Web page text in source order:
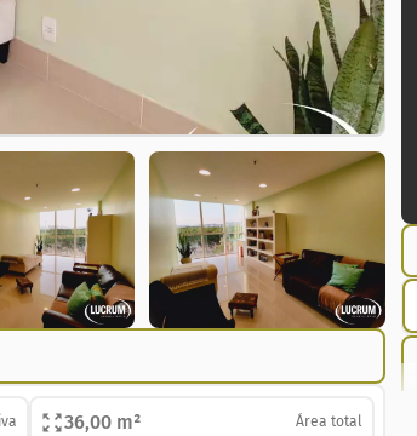
36,00 m² Área total